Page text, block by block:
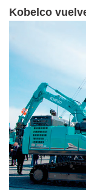
Kobelco